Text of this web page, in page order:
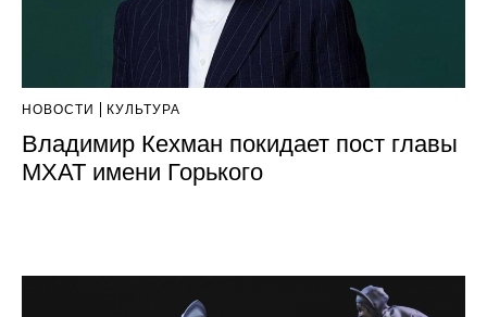
НОВОСТИ КУЛЬТУРА
Владимир Кехман покидает пост главы
МХАТ имени Горького